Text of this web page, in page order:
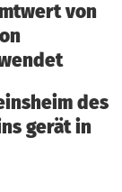
von
des
gerät in